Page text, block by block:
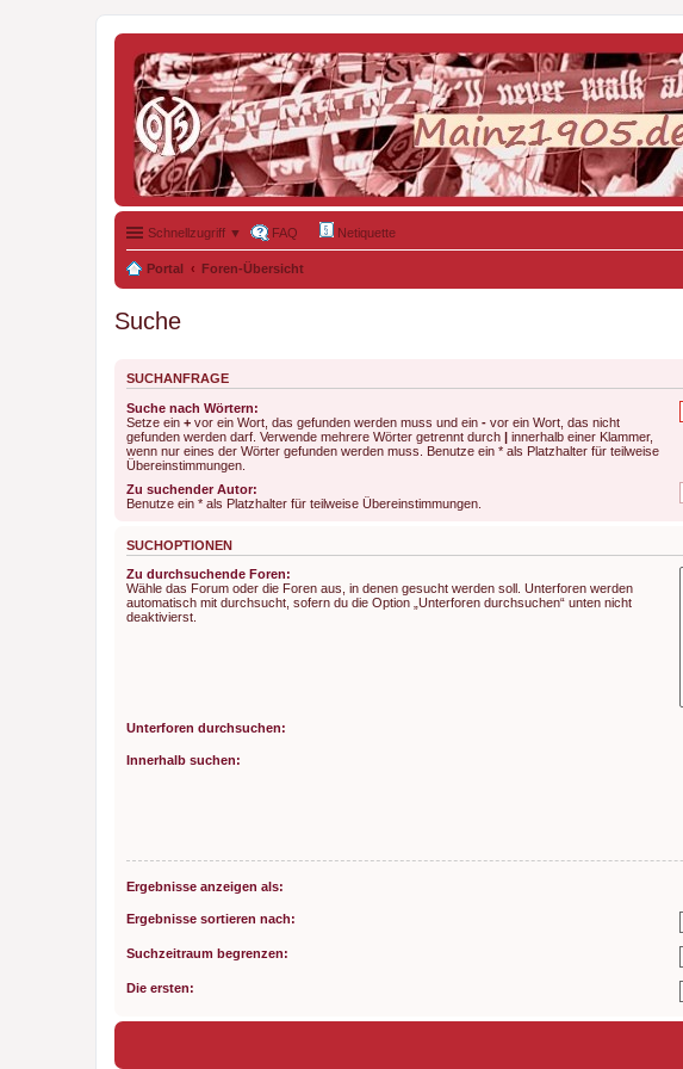
Schnellzugriff ▼ FAQ Netiquette
Portal Foren-Übersicht
Suche
SUCHANFRAGE
Suche nach Wörtern:
Setze ein + vor ein Wort, das gefunden werden muss und ein - vor ein Wort, das nicht
gefunden werden darf. Verwende mehrere Wörter getrennt durch | innerhalb einer Klammer,
wenn nur eines der Wörter gefunden werden muss. Benutze ein * als Platzhalter für teilweise
Übereinstimmungen.
Zu suchender Autor:
Benutze ein * als Platzhalter für teilweise Übereinstimmungen.
SUCHOPTIONEN
Zu durchsuchende Foren:
Wähle das Forum oder die Foren aus, in denen gesucht werden soll. Unterforen werden
automatisch mit durchsucht, sofern du die Option „Unterforen durchsuchen“ unten nicht
deaktivierst.
Unterforen durchsuchen:
Innerhalb suchen:
Ergebnisse anzeigen als:
Ergebnisse sortieren nach:
Suchzeitraum begrenzen:
Die ersten: